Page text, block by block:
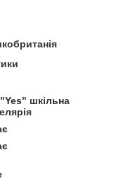
"Yes" шкільна